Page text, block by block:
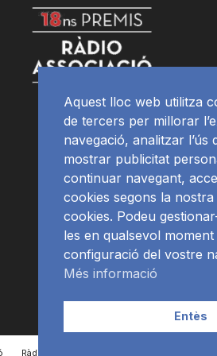
RàdioNews
Aquest lloc web utilitza
de tercers per millorar
navegació, analitzar l’ús
mostrar publicitat
continuar navegant,
cookies segons la
cookies. Podeu
les en qualsevol moment
configuració del vostre
Més informació
Entès